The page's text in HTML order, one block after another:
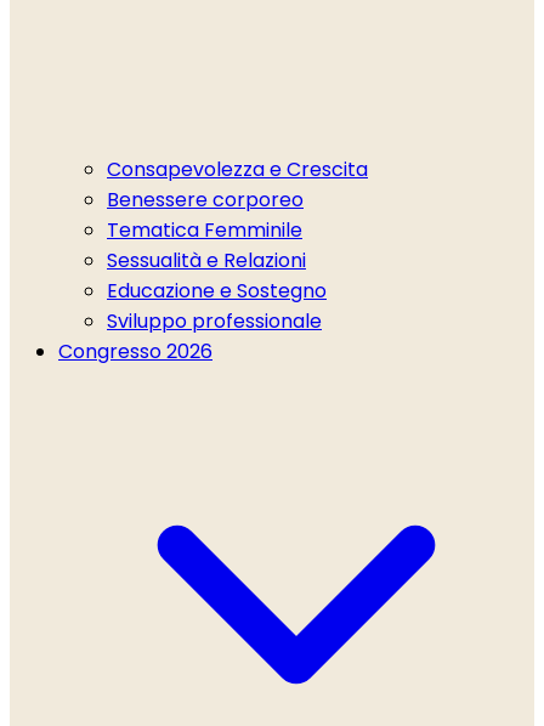
Consapevolezza e Crescita
Benessere corporeo
Tematica Femminile
Sessualità e Relazioni
Educazione e Sostegno
Sviluppo professionale
Congresso 2026